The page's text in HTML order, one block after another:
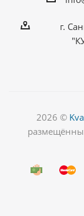
г.
2026 ©